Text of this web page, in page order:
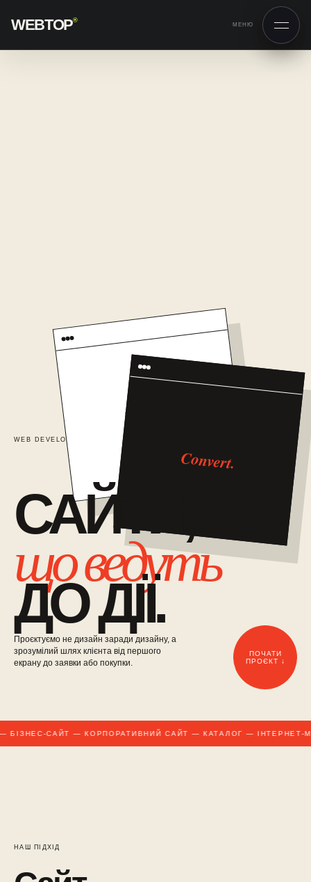
WEBTOP®
МЕНЮ
WEB DEVELOPMENT / 01
САЙТИ,
що ведуть
ДО ДІЇ.
TRUST
Convert.
Проєктуємо не дизайн заради дизайну, а
зрозумілий шлях клієнта від першого
екрану до заявки або покупки.
ПОЧАТИ
ПРОЄКТ ↓
БІЗНЕС-САЙТ — КОРПОРАТИВНИЙ САЙТ — КАТАЛОГ — ІНТЕРНЕТ-
НАШ ПІДХІД